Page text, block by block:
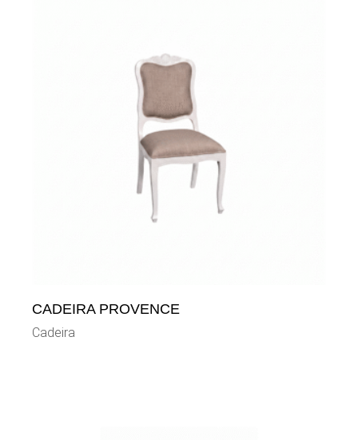
CADEIRA PROVENCE
Cadeira